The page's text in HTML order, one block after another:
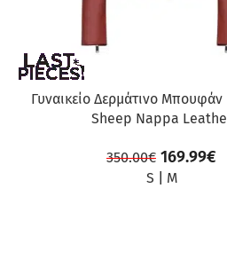
Γυναικείο Δερμάτινο Μπουφάν
Sheep Nappa
350.00€ 169.99€
S M